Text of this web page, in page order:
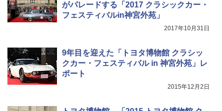
がパレードする「2017 クラシックカー・
フェスティバルin神宮外苑」
2017年10月31日
9年目を迎えた「トヨタ博物館 クラシッ
クカー・フェスティバル in 神宮外苑」レ
ポート
2015年12月2日